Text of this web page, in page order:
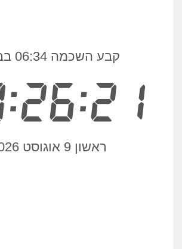
קבע השכמה 06:34 בבוקר
ראשון 9 אוגוסט 2026